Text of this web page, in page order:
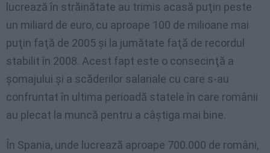
lucrează în străinătate au trimis acasă puţin peste
un miliard de euro, cu aproape 100 de milioane mai
puţin faţă de 2005 şi la jumătate faţă de recordul
stabilit în 2008. Acest fapt este o consecinţă a
şomajului şi a scăderilor salariale cu care s-au
confruntat în ultima perioadă statele în care românii
au plecat la muncă pentru a câştiga mai bine.
În Spania, unde lucrează aproape 700.000 de români,